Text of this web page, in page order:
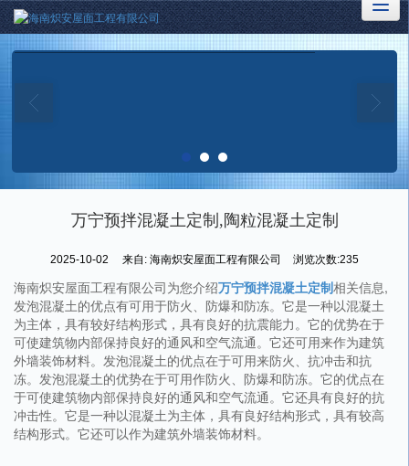
万宁预拌混凝土定制,陶粒混凝土定制
2025-10-02 来自: 海南炽安屋面工程有限公司 浏览次数:235
海南炽安屋面工程有限公司为您介绍万宁预拌混凝土定制相关信息,
发泡混凝土的优点有可用于防火、防爆和防冻。它是一种以混凝土
为主体，具有较好结构形式，具有良好的抗震能力。它的优势在于
可使建筑物内部保持良好的通风和空气流通。它还可用来作为建筑
外墙装饰材料。发泡混凝土的优点在于可用来防火、抗冲击和抗
冻。发泡混凝土的优势在于可用作防火、防爆和防冻。它的优点在
于可使建筑物内部保持良好的通风和空气流通。它还具有良好的抗
冲击性。它是一种以混凝土为主体，具有良好结构形式，具有较高
结构形式。它还可以作为建筑外墙装饰材料。